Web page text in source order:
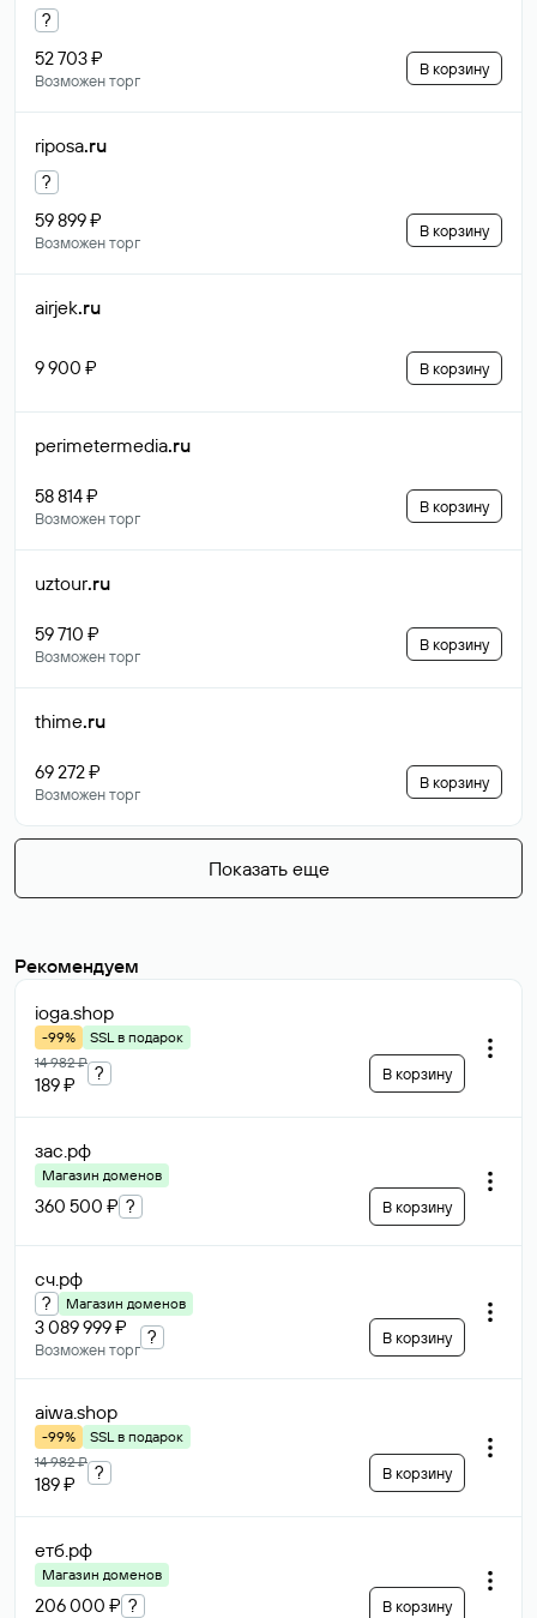
?
52 703 ₽
Возможен торг
В корзину
riposa.ru
?
59 899 ₽
Возможен торг
В корзину
airjek.ru
9 900 ₽ В корзину
perimetermedia.ru
58 814 ₽
Возможен торг
В корзину
uztour.ru
59 710 ₽
Возможен торг
В корзину
thime.ru
69 272 ₽
Возможен торг
В корзину
Показать еще
Рекомендуем
ioga.shop
-99%
SSL в подарок
14 982 ₽
189 ₽
? В корзину
зас.рф
Магазин доменов
360 500 ₽ ? В корзину
сч.рф
? Магазин доменов
3 089 999 ₽
Возможен торг
? В корзину
aiwa.shop
-99%
SSL в подарок
14 982 ₽
189 ₽
? В корзину
етб.рф
Магазин доменов
206 000 ₽ ? В корзину